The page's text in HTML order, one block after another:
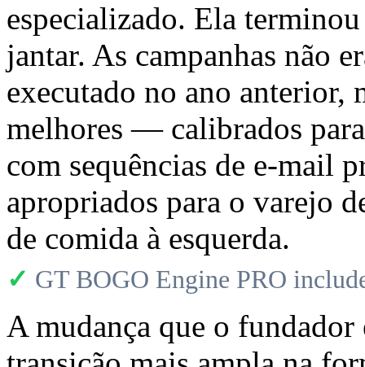
especializado. Ela
jantar. As campanhas não
executado no ano anterior,
melhores — calibrados
com sequências de e-mail
apropriados para o varejo
de comida à esquerda.
✓ GT BOGO Engine PRO
A mudança que o